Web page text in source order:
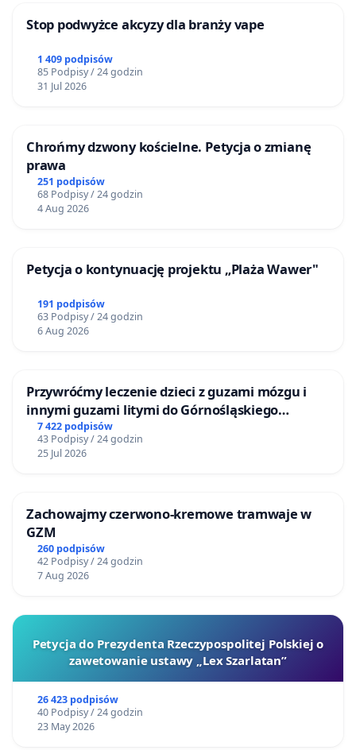
Stop podwyżce akcyzy dla branży vape
1 409 podpisów
85 Podpisy / 24 godzin
31 Jul 2026
Chrońmy dzwony kościelne. Petycja o zmianę
prawa
251 podpisów
68 Podpisy / 24 godzin
4 Aug 2026
Petycja o kontynuację projektu „Plaża Wawer"
191 podpisów
63 Podpisy / 24 godzin
6 Aug 2026
Przywróćmy leczenie dzieci z guzami mózgu i
innymi guzami litymi do Górnośląskiego
Centrum Zdrowia Dziecka w Katowicach
7 422 podpisów
43 Podpisy / 24 godzin
25 Jul 2026
Zachowajmy czerwono-kremowe tramwaje w
GZM
260 podpisów
42 Podpisy / 24 godzin
7 Aug 2026
Petycja do Prezydenta Rzeczypospolitej Polskiej o
zawetowanie ustawy „Lex Szarlatan”
26 423 podpisów
40 Podpisy / 24 godzin
23 May 2026